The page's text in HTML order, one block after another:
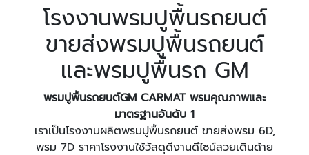
โรงงานพรมปูพื้นรถยนต์
ขายส่งพรมปูพื้นรถยนต์
และพรมปูพื้นรถ GM
พรมปูพื้นรถยนต์GM CARMAT พรมคุณภาพและ
มาตรฐานอันดับ 1
เราเป็นโรงงานผลิตพรมปูพื้นรถยนต์ ขายส่งพรม 6D,
พรม 7D ราคาโรงงานใช้วัสดุดีงานดีไซน์สวยเดินด้าย